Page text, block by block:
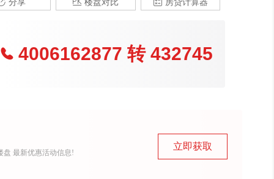
 4006162877 转432745
盘 最新优惠活动信息!
立即获取